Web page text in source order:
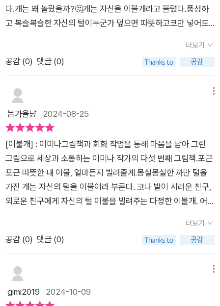
다.개는 왜 놀랐을까?🤔개는 자신을 이불개라고 불렀다.풍성하
고 복슬복슬한 자신의 털이누군가 덮으면 따뜻하고코만 넣어도
지들에게 🐶이불이 되어주었던 이불개에게다가오는 주인...👧한
손에는 강아지 털을 깎는 기계를들고 있는데...이불개는 어떻게
되었을까?🤔☘️ 이 그림책은 주인과 오랫동안 함께지내 온 노견
에 대한 이야기 이다.노견은 나이가 많이 들어 털도잘 빠지지도
않았지만자신의 처한 환경에 불평하지 않고오히려 이불이라며
주변 강아지들에게따뜻함을 전해 주었다.그런 이불개에게 어느
보면 잘 하고 있다가 가도 넘어 질 때가있다.너무 외롭고 힘들 것
같은 순간에따뜻한게 위로하고 함꺼해주는 이들이있다.조금 삐
걱거렸다고잘하고 있던 내 모든 것들이 사라져버렸을지라도 실
망하지말고 주변을 돌아보자나를 끝까지 믿고 곁에 있는 사람들
있다그들이 내 힘의 동력이고 행복이다이불개가 그랬듯이🎀 이
그림책은 함께 나누고 배려하는 마음을갖도록 유아부터 어른까
지 읽기를 추천한다.@borimbook@lael_84#보림출판사 로부
그림책 #신간그림책 #이불개#노견 #반려견 #털갈이 #털 #이불
#함께 #배려 #그림책스타그램 #마음약처방 #그림책테라피스트
더보기
공감 (0) 댓글 (0)
봄가을냥 2024-08-25
[이불개] : 이미나그림책과 회화 작업을 통해 마음을 담아 그린
그림으로 세상과 소통하는 이미나 작가의 다섯 번째 그림책.포근
포근 따뜻한 내 이불, 얼마든지 빌려줄게.몽실몽실한 까만 털을
가진 개는 자신의 털을 이불이라 부른다. 코나 발이 시려운 친구,
외로운 친구에게 자신의 털 이불을 빌려주는 다정한 이불개. 어느
떨고 있는 이불개에게 따듯한 마음을 나눠받았던 친구들이 하나
둘 모여 이불개를 따뜻하게 안아준다.그림만 봐도 따뜻해지는 그
림책.토토라는 까만 털을 가진 작은 개를 키우는 작가는 자신의
반려견을 모델로 그림을 그렸다. 주는 마음은 한번 태어나면 사라
바람처럼 움직인다는 믿음으로 만든 이 책은 다정한 마음을 담아
더보기
공감 (0) 댓글 (0)
gimi2019 2024-10-09